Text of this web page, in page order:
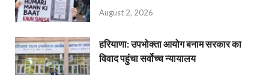
August 2, 2026
हरियाणा: उपभोक्ता आयोग बनाम सरकार का
विवाद पहुंचा सर्वोच्च न्यायालय